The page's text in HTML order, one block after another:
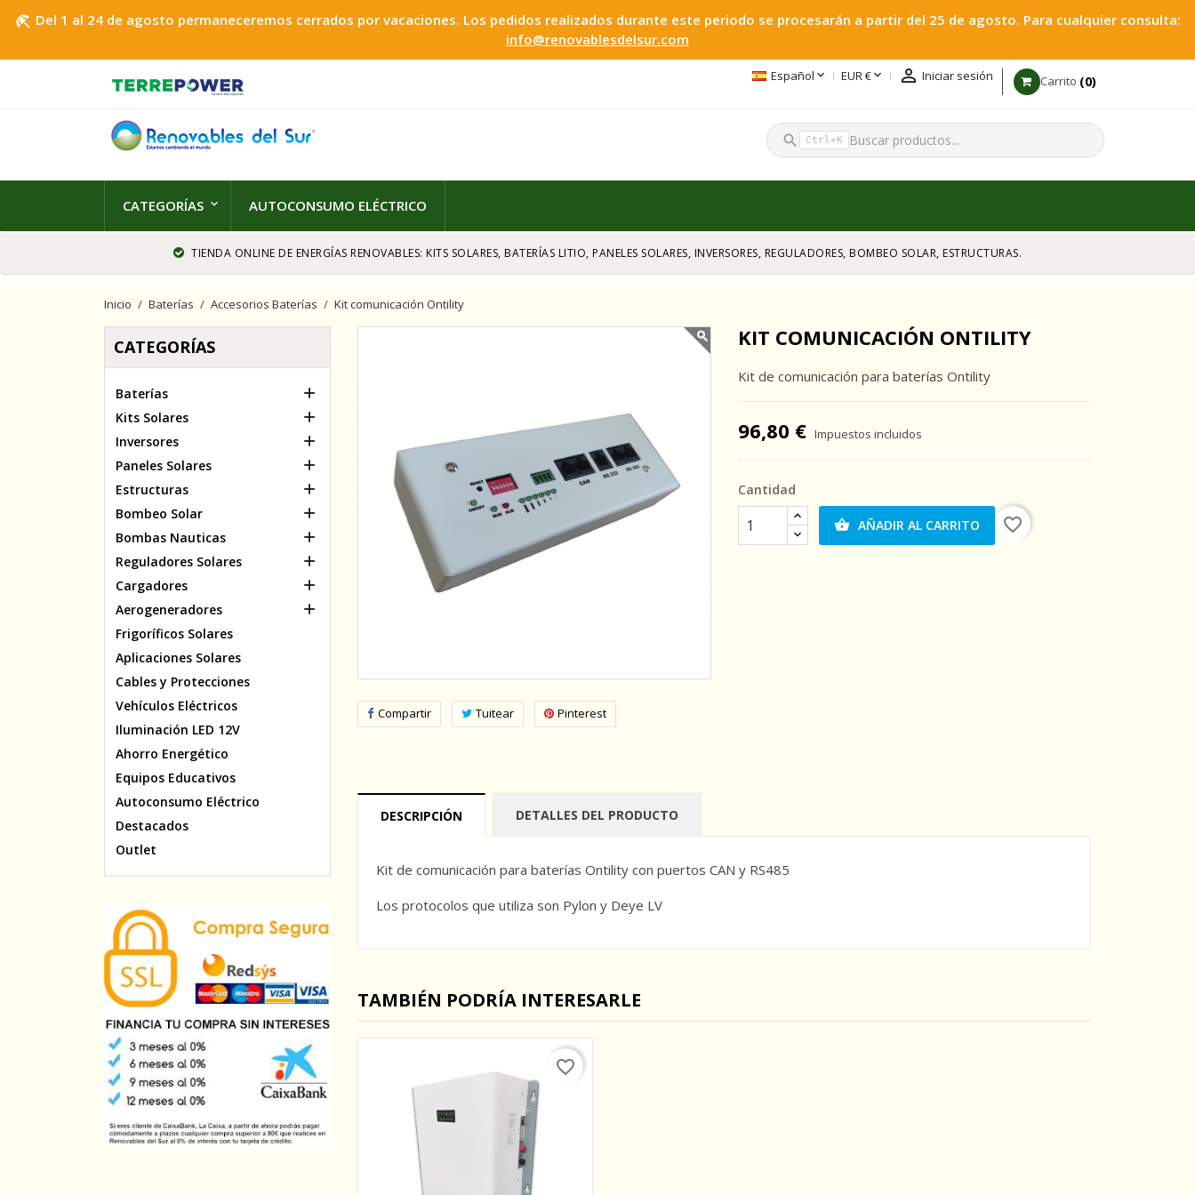
beach_access Del 1 al 24 de agosto permaneceremos cerrados por vacaciones. Los pedidos realizados durante este periodo se procesarán a partir del 25 de agosto. Para cualquier consulta:
info@renovablesdelsur.com
Español EUR €  Iniciar sesión Carrito 0
search Ctrl+K
CATEGORÍAS AUTOCONSUMO ELÉCTRICO
TIENDA ONLINE DE ENERGÍAS RENOVABLES: KITS SOLARES, BATERÍAS LITIO, PANELES SOLARES, INVERSORES, REGULADORES, BOMBEO SOLAR, ESTRUCTURAS.
Inicio Baterías Accesorios Baterías Kit comunicación Ontility
CATEGORÍAS
Baterías 
Kits Solares 
Inversores 
Paneles Solares 
Estructuras 
Bombeo Solar 
Bombas Nauticas 
Reguladores Solares 
Cargadores 
Aerogeneradores 
Frigoríficos Solares
Aplicaciones Solares
Cables y Protecciones
Vehículos Eléctricos
Iluminación LED 12V
Ahorro Energético
Equipos Educativos
Autoconsumo Eléctrico
Destacados
Outlet
Compartir Tuitear Pinterest
KIT COMUNICACIÓN ONTILITY
Kit de comunicación para baterías Ontility
96,80 € Impuestos incluidos
Cantidad
 AÑADIR AL CARRITO favorite_border
DESCRIPCIÓN DETALLES DEL PRODUCTO
Kit de comunicación para baterías Ontility con puertos CAN y RS485
Los protocolos que utiliza son Pylon y Deye LV
TAMBIÉN PODRÍA INTERESARLE
favorite_border